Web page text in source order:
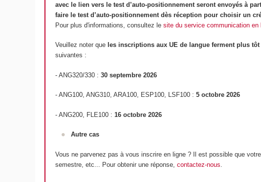
avec le lien vers le test d’auto-positionnement seront envoyés à
faire le test d’auto-positionnement dès réception pour choisir un
Pour plus d'informations, consultez le site du service communication en
Veuillez noter que les inscriptions aux UE de langue ferment plus
suivantes :
- ANG320/330 : 30 septembre 2026
- ANG100, ANG310, ARA100, ESP100, LSF100 : 5 octobre 2026
- ANG200, FLE100 : 16 octobre 2026
Autre cas
Vous ne parvenez pas à vous inscrire en ligne ? Il est possible que
semestre, etc... Pour obtenir une réponse, contactez-nous